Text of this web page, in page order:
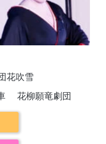
花吹雪
花柳願竜劇団